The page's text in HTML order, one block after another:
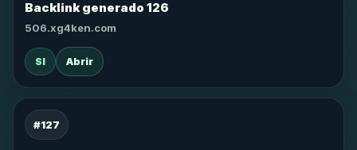
Backlink generado 126
506.xg4ken.com
SI Abrir
#127